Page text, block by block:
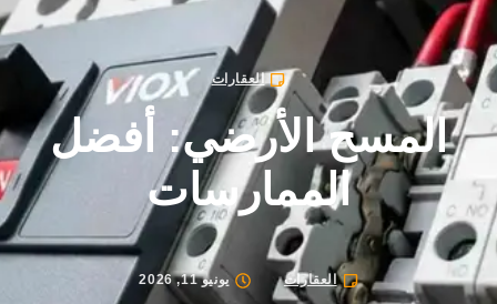
العقارات
المسح الأرضي: أفضل
الممارسات
العقارات يونيو 11, 2026